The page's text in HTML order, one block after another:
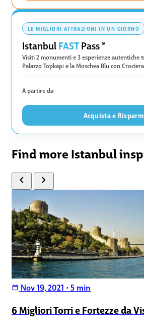
LE MIGLIORI ATTRAZIONI IN UN GIORNO
IstanbulFASTPass ®
Visiti 2 monumenti e 3 esperienze autentiche
Palazzo Topkapı e la Moschea Blu con
A partire da
Acquista e
Find more Istanbul
chevron_left chevron_right
calendar_today Nov 19, 2021 • 5 min
6 Migliori Torri e Fortezze da